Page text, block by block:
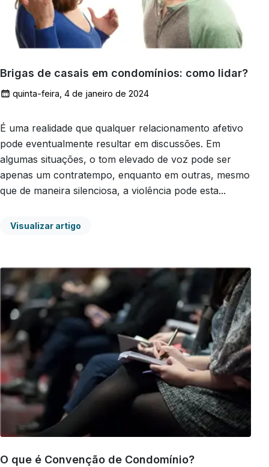
Brigas de casais em condomínios: como lidar?
quinta-feira, 4 de janeiro de 2024
É uma realidade que qualquer relacionamento afetivo
pode eventualmente resultar em discussões. Em
algumas situações, o tom elevado de voz pode ser
apenas um contratempo, enquanto em outras, mesmo
que de maneira silenciosa, a violência pode esta...
Visualizar artigo
O que é Convenção de Condomínio?